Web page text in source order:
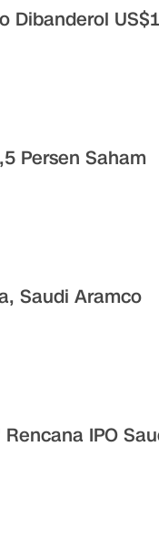
Dibanderol
Persen Saham
Saudi Aramco
IPO